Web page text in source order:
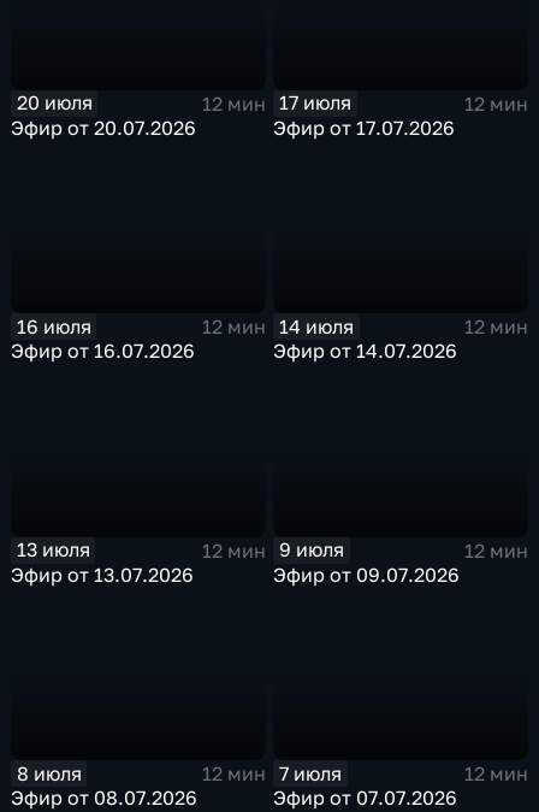
20 июля
12 мин
Эфир от 20.07.2026
17 июля
12 мин
Эфир от 17.07.2026
16 июля
12 мин
Эфир от 16.07.2026
14 июля
12 мин
Эфир от 14.07.2026
13 июля
12 мин
Эфир от 13.07.2026
9 июля
12 мин
Эфир от 09.07.2026
8 июля
12 мин
Эфир от 08.07.2026
7 июля
12 мин
Эфир от 07.07.2026